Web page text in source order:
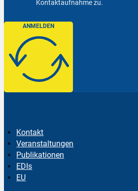
Kontaktaufnahme zu.
ANMELDEN
Kontakt
Veranstaltungen
Publikationen
EDIs
EU